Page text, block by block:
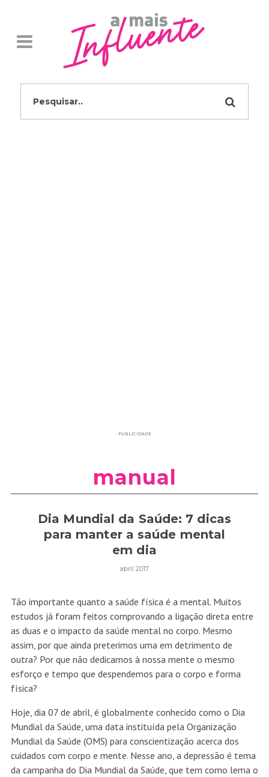
PUBLICIDADE
manual
Dia Mundial da Saúde: 7 dicas
para manter a saúde mental
em dia
abril 2017
Tão importante quanto a saúde física é a mental. Muitos
estudos já foram feitos comprovando a ligação direta entre
as duas e o impacto da saúde mental no corpo. Mesmo
assim, por que ainda preterimos uma em detrimento de
outra? Por que não dedicamos à nossa mente o mesmo
esforço e tempo que despendemos para o corpo e forma
física?
Hoje, dia 07 de abril, é globalmente conhecido como o Dia
Mundial da Saúde, uma data instituída pela Organização
Mundial da Saúde (OMS) para conscientização acerca dos
cuidados com corpo e mente. Nesse ano, a depressão é tema
da campanha do Dia Mundial da Saúde, que tem como lema o